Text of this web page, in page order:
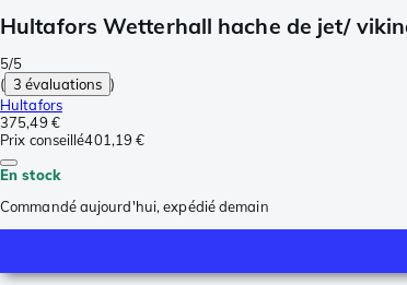
Hultafors Wetterhall hache de jet/
5/5
( 3 évaluations )
Hultafors
375,49 €
Prix conseillé401,19 €
En stock
Commandé aujourd'hui, expédié demain